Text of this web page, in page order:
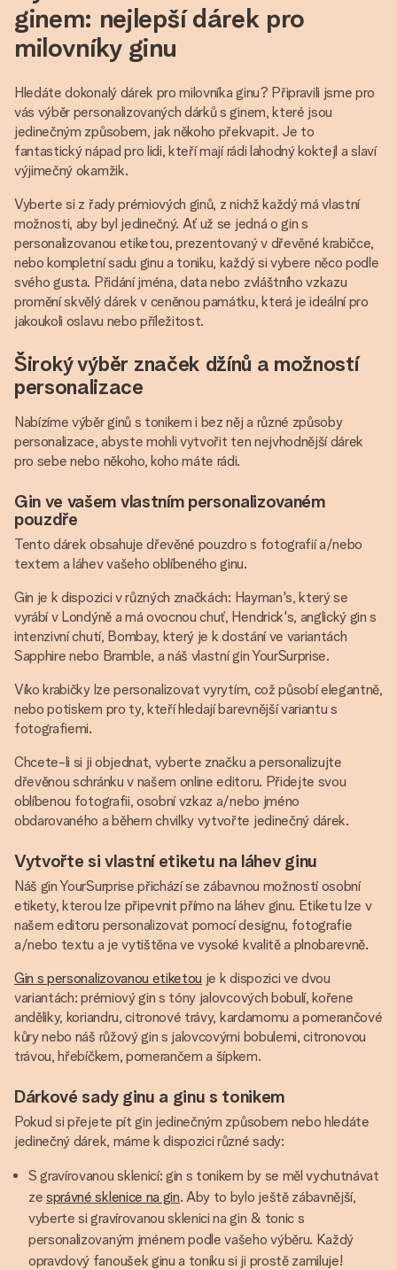
ginem: nejlepší dárek pro
milovníky ginu
Hledáte dokonalý dárek pro milovníka ginu? Připravili jsme pro
vás výběr personalizovaných dárků s ginem, které jsou
jedinečným způsobem, jak někoho překvapit. Je to
fantastický nápad pro lidi, kteří mají rádi lahodný koktejl a slaví
výjimečný okamžik.
Vyberte si z řady prémiových ginů, z nichž každý má vlastní
možnosti, aby byl jedinečný. Ať už se jedná o gin s
personalizovanou etiketou, prezentovaný v dřevěné krabičce,
nebo kompletní sadu ginu a toniku, každý si vybere něco podle
svého gusta. Přidání jména, data nebo zvláštního vzkazu
promění skvělý dárek v ceněnou památku, která je ideální pro
jakoukoli oslavu nebo příležitost.
Široký výběr značek džínů a možností
personalizace
Nabízíme výběr ginů s tonikem i bez něj a různé způsoby
personalizace, abyste mohli vytvořit ten nejvhodnější dárek
pro sebe nebo někoho, koho máte rádi.
Gin ve vašem vlastním personalizovaném
pouzdře
Tento dárek obsahuje dřevěné pouzdro s fotografií a/nebo
textem a láhev vašeho oblíbeného ginu.
Gin je k dispozici v různých značkách: Hayman's, který se
vyrábí v Londýně a má ovocnou chuť, Hendrick's, anglický gin s
intenzivní chutí, Bombay, který je k dostání ve variantách
Sapphire nebo Bramble, a náš vlastní gin YourSurprise.
Víko krabičky lze personalizovat vyrytím, což působí elegantně,
nebo potiskem pro ty, kteří hledají barevnější variantu s
fotografiemi.
Chcete-li si ji objednat, vyberte značku a personalizujte
dřevěnou schránku v našem online editoru. Přidejte svou
oblíbenou fotografii, osobní vzkaz a/nebo jméno
obdarovaného a během chvilky vytvořte jedinečný dárek.
Vytvořte si vlastní etiketu na láhev ginu
Náš gin YourSurprise přichází se zábavnou možností osobní
etikety, kterou lze připevnit přímo na láhev ginu. Etiketu lze v
našem editoru personalizovat pomocí designu, fotografie
a/nebo textu a je vytištěna ve vysoké kvalitě a plnobarevně.
Gin s personalizovanou etiketou je k dispozici ve dvou
variantách: prémiový gin s tóny jalovcových bobulí, kořene
anděliky, koriandru, citronové trávy, kardamomu a pomerančové
kůry nebo náš růžový gin s jalovcovými bobulemi, citronovou
trávou, hřebíčkem, pomerančem a šípkem.
Dárkové sady ginu a ginu s tonikem
Pokud si přejete pít gin jedinečným způsobem nebo hledáte
jedinečný dárek, máme k dispozici různé sady:
S gravírovanou sklenicí: gin s tonikem by se měl vychutnávat
zesprávné sklenice na gin. Aby to bylo ještě zábavnější,
vyberte si gravírovanou sklenici na gin & tonic s
personalizovaným jménem podle vašeho výběru. Každý
opravdový fanoušek ginu a toniku si ji prostě zamiluje!